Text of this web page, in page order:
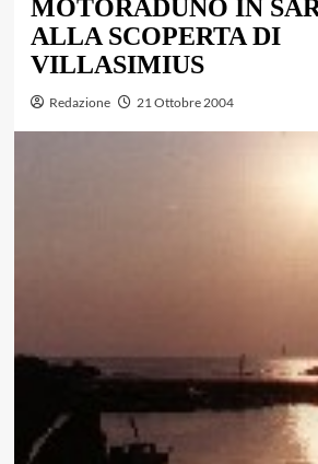
MOTORADUNO IN
ALLA SCOPERTA DI
VILLASIMIUS
Redazione 21 Ottobre 2004